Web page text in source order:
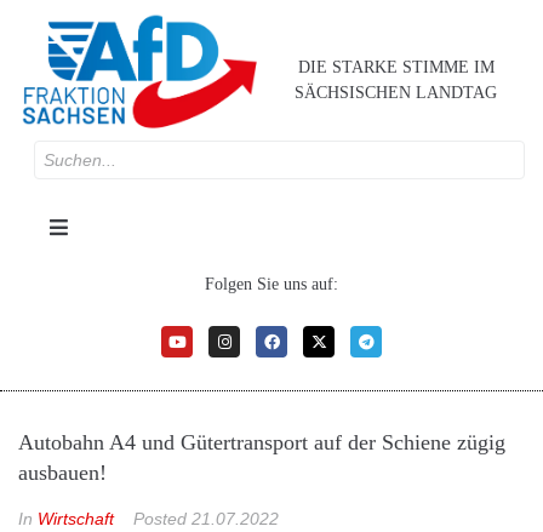
DIE STARKE STIMME IM
SÄCHSISCHEN LANDTAG
Folgen Sie uns auf:
Autobahn A4 und Gütertransport auf der Schiene zügig
ausbauen!
In Wirtschaft Posted 21.07.2022